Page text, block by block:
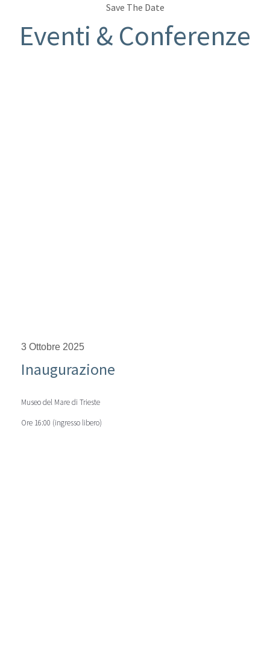
Save The Date
Eventi & Conferenze
3 Ottobre 2025
Inaugurazione
Museo del Mare di Trieste
Ore 16:00 (ingresso libero)